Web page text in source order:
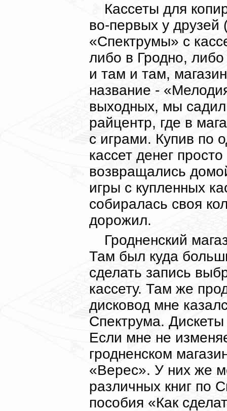
Кассеты для
во-первых у друзей
«Спектрумы» с
либо в Гродно,
и там и там,
название -
выходных, мы
райцентр, где в
с играми. Купив по
кассет денег
возвращались
игры с купленных
собиралась своя
дорожил.
Гродненский
Там был куда
сделать запись
кассету. Там же
дисковод мне
Спектрума.
Если мне не
гродненском
«Верес». У них же
различных книг по
пособия «Как